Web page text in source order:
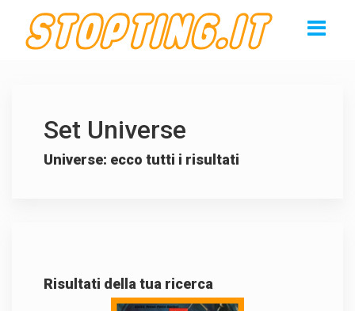
Set Universe
Universe: ecco tutti i risultati
Risultati della tua ricerca